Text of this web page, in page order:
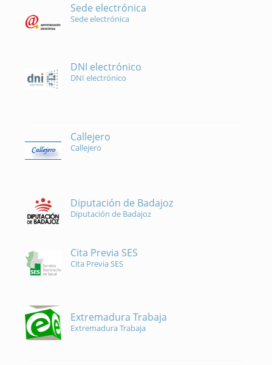
Sede electrónica
Sede electrónica
DNI electrónico
DNI electrónico
Callejero
Callejero
Diputación de Badajoz
Diputación de Badajoz
Cita Previa SES
Cita Previa SES
Extremadura Trabaja
Extremadura Trabaja